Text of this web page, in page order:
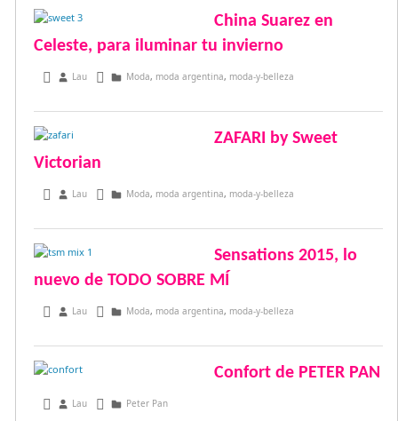
China Suarez en
Celeste, para iluminar tu invierno
junio 2, 2015
Lau Moda, moda argentina, moda-y-belleza
ZAFARI by Sweet
Victorian
abril 23, 2015
Lau Moda, moda argentina, moda-y-belleza
Sensations 2015, lo
nuevo de TODO SOBRE MÍ
abril 16, 2015
Lau Moda, moda argentina, moda-y-belleza
Confort de PETER PAN
febrero 23, 2015
Lau Peter Pan